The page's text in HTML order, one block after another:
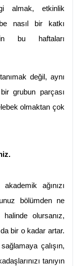
almak, etkinlik
nasıl bir katkı
bu haftaları
değil, aynı
grubun parçası
olmaktan çok
ağınızı
bölümden ne
olursanız,
bir o kadar artar.
çalışın,
tanıyın